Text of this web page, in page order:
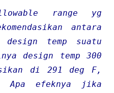
range yg
antara
design temp suatu
design temp 300
di 291 deg F,
Apa efeknya jika